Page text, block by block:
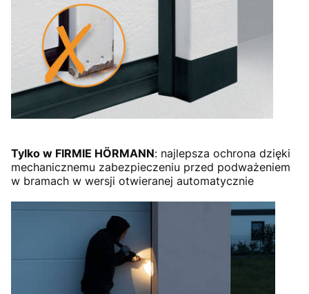
Tylko w FIRMIE HÖRMANN: najlepsza ochrona dzięki
mechanicznemu zabezpieczeniu przed podważeniem
w bramach w wersji otwieranej automatycznie